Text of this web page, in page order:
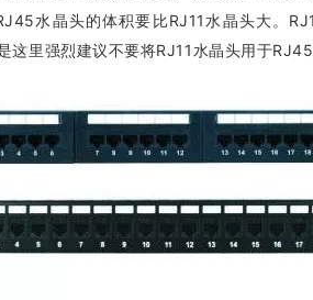
水晶头的体积要比RJ11水晶头大。
这里强烈建议不要将RJ11水晶头用于